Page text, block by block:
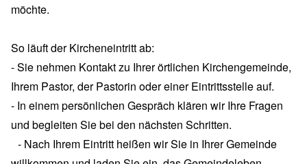
möchte.
So läuft der Kircheneintritt ab:
- Sie nehmen Kontakt zu Ihrer örtlichen Kirchengemeinde,
Ihrem Pastor, der Pastorin oder einer Eintrittsstelle auf.
- In einem persönlichen Gespräch klären wir Ihre Fragen
und begleiten Sie bei den nächsten Schritten.
- Nach Ihrem Eintritt heißen wir Sie in Ihrer Gemeinde